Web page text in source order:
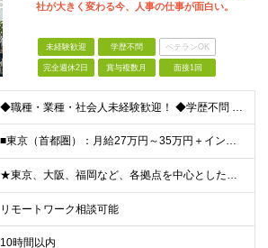
社が大きく変わる今、人事の仕事が面白い。
未経験歓迎 学歴不問 ベテランOK
完全週休2日 賞与複数月 面接1回
◆職種・業種・社会人未経験歓迎！ ◆学歴不問 ◆34歳以下の方 ※若年層の長期キャリア形成のため ◎メンバーの99％が未経験入社 ◎人柄・ポテンシャル重視採用 ◎早期から活躍したい方大歓迎 経験や
■東京（首都圏）：月給27万円～35万円＋インセンティブ ■大阪：月給25万円～35万円＋インセンティブ ■その他地方：月給23万円～35万円＋インセンティブ ※上記の額には下記の固定残業代を含みま
★東京、大阪、福岡など、各拠点を中心とした全国採用 ★仙台、名古屋で積極採用中 ★希望に沿わない転勤なし ★U・Iターン歓迎 ■東京本社 東京都渋谷区道玄坂2-25-12 道玄坂通3階3-1a ■
リモートワーク相談可能
10時間以内